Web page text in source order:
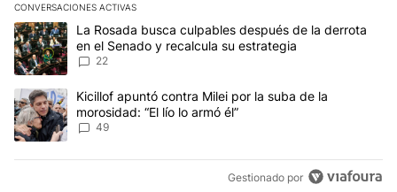
CONVERSACIONES ACTIVAS
Este listado muestra los artículos con más comentarios en los
Un artículo de tendencia con el título "La Rosada busca
La Rosada busca culpables después de la derrota
en el Senado y recalcula su estrategia
22
Un artículo de tendencia con el título "Kicillof apuntó contra Milei
Kicillof apuntó contra Milei por la suba de la
morosidad: “El lío lo armó él”
49
Gestionado por